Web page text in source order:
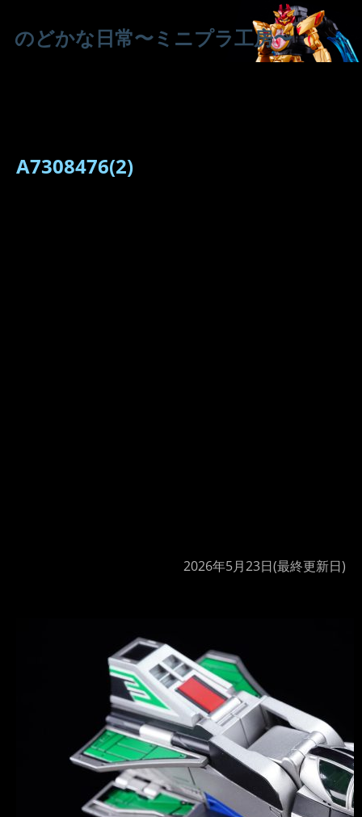
のどかな日常〜ミニプラ工房〜
A7308476(2)
2026年5月23日(最終更新日)